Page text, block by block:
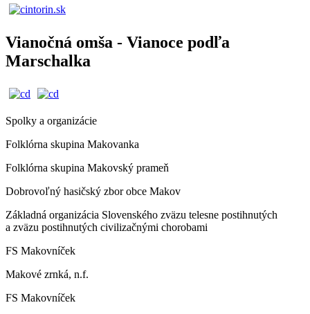
Vianočná omša - Vianoce podľa
Marschalka
Spolky a organizácie
Folklórna skupina Makovanka
Folklórna skupina Makovský prameň
Dobrovoľný hasičský zbor obce Makov
Základná organizácia Slovenského zväzu telesne postihnutých
a zväzu postihnutých civilizačnými chorobami
FS Makovníček
Makové zrnká, n.f.
FS Makovníček